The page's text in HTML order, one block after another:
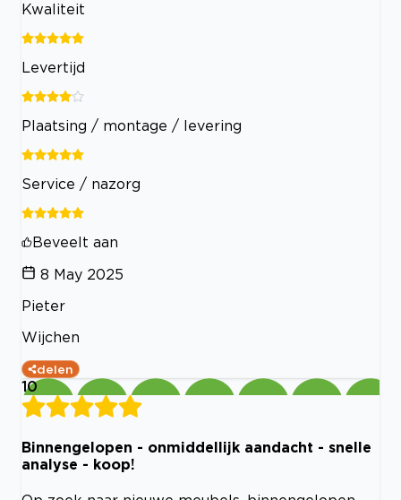
Kwaliteit
Levertijd
Plaatsing / montage / levering
Service / nazorg
Beveelt aan
8 May 2025
Pieter
Wijchen
delen
10
Binnengelopen - onmiddellijk aandacht - snelle
analyse - koop!